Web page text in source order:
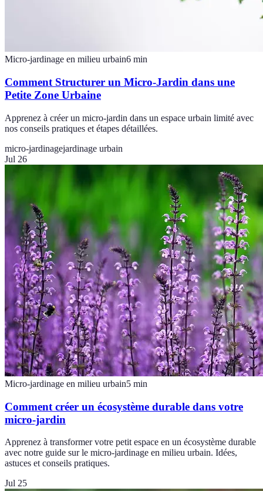
Micro-jardinage en milieu urbain6 min
Comment Structurer un Micro-Jardin dans une
Petite Zone Urbaine
Apprenez à créer un micro-jardin dans un espace urbain limité avec
nos conseils pratiques et étapes détaillées.
micro-jardinagejardinage urbain
Jul 26
Micro-jardinage en milieu urbain5 min
Comment créer un écosystème durable dans votre
micro-jardin
Apprenez à transformer votre petit espace en un écosystème durable
avec notre guide sur le micro-jardinage en milieu urbain. Idées,
astuces et conseils pratiques.
Jul 25